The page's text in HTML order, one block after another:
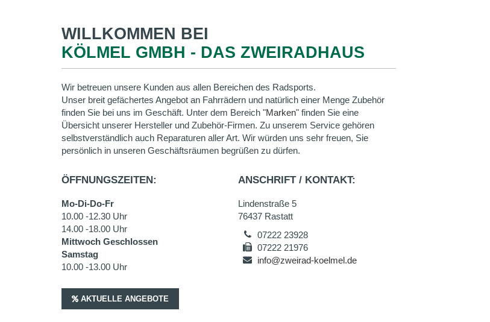
WILLKOMMEN BEI
KÖLMEL GMBH - DAS ZWEIRADHAUS
Wir betreuen unsere Kunden aus allen Bereichen des Radsports.
Unser breit gefächertes Angebot an Fahrrädern und natürlich einer Menge Zubehör
finden Sie bei uns im Geschäft. Unter dem Bereich "Marken" finden Sie eine
Übersicht unserer Hersteller und Zubehör-Firmen. Zu unserem Service gehören
selbstverständlich auch Reparaturen aller Art. Wir würden uns sehr freuen, Sie
persönlich in unseren Geschäftsräumen begrüßen zu dürfen.
ÖFFNUNGSZEITEN:
Mo-Di-Do-Fr
10.00 -12.30 Uhr
14.00 -18.00 Uhr
Mittwoch Geschlossen
Samstag
10.00 -13.00 Uhr
ANSCHRIFT / KONTAKT:
Lindenstraße 5
76437 Rastatt
07222 23928
07222 21976
info@zweirad-koelmel.de
AKTUELLE ANGEBOTE